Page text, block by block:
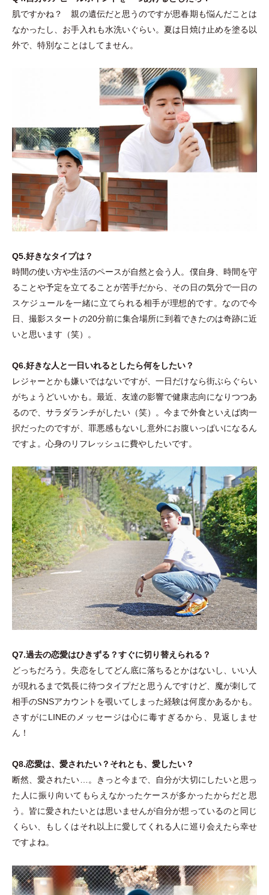
肌ですかね？ 親の遺伝だと思うのですが思春期も悩んだことは
なかったし、お手入れも水洗いぐらい。夏は日焼け止めを塗る以
外で、特別なことはしてません。
Q5.好きなタイプは？
時間の使い方や生活のペースが自然と会う人。僕自身、時間を守
ることや予定を立てることが苦手だから、その日の気分で一日の
スケジュールを一緒に立てられる相手が理想的です。なので今
日、撮影スタートの20分前に集合場所に到着できたのは奇跡に近
いと思います （笑） 。
Q6.好きな人と一日いれるとしたら何をしたい？
レジャーとかも嫌いではないですが、一日だけなら街ぶらぐらい
がちょうどいいかも。最近、友達の影響で健康志向になりつつあ
るので、サラダランチがしたい （笑） 。今まで外食といえば肉一
択だったのですが、罪悪感もないし意外にお腹いっぱいになるん
ですよ。心身のリフレッシュに費やしたいです。
Q7.過去の恋愛はひきずる？すぐに切り替えられる？
どっちだろう。失恋をしてどん底に落ちるとかはないし、いい人
が現れるまで気長に待つタイプだと思うんですけど、魔が刺して
相手のSNSアカウントを覗いてしまった経験は何度かあるかも。
さすがにLINEのメッセージは心に毒すぎるから、見返しませ
ん！
Q8.恋愛は、愛されたい？それとも、愛したい？
断然、愛されたい…。きっと今まで、自分が大切にしたいと思っ
た人に振り向いてもらえなかったケースが多かったからだと思
う。皆に愛されたいとは思いませんが自分が想っているのと同じ
くらい、もしくはそれ以上に愛してくれる人に巡り会えたら幸せ
ですよね。